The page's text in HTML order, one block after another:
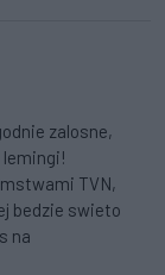
zalosne,
lemingi!
TVN,
bedzie swieto
na